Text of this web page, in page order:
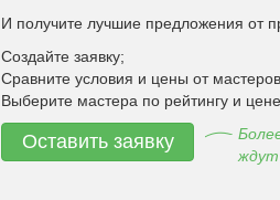
И получите лучшие предложения от
Создайте заявку;
Сравните условия и цены от
Выберите мастера по рейтингу и цене.
Оставить заявку
ждут